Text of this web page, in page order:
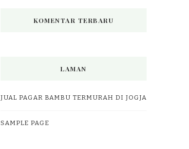
KOMENTAR TERBARU
LAMAN
JUAL PAGAR BAMBU TERMURAH DI JOGJA
SAMPLE PAGE